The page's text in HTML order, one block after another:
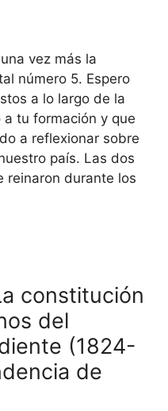
vez más la
número 5. Espero
a lo largo de la
tu formación y que
a reflexionar sobre
país. Las dos
reinaron durante los
constitución
del
(1824-
de